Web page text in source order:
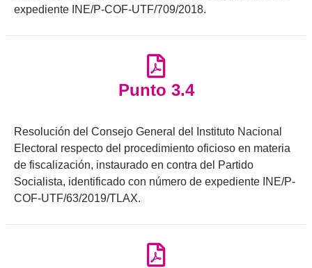
expediente INE/P-COF-UTF/709/2018.
Punto 3.4
Resolución del Consejo General del Instituto Nacional
Electoral respecto del procedimiento oficioso en materia
de fiscalización, instaurado en contra del Partido
Socialista, identificado con número de expediente INE/P-
COF-UTF/63/2019/TLAX.